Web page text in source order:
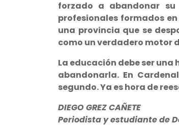
forzado a abandonar
profesionales formados
una provincia que se
como un verdadero motor
La educación debe ser
abandonarla. En
segundo. Ya es hora de
DIEGO GREZ CAÑETE
Periodista y estudiante de